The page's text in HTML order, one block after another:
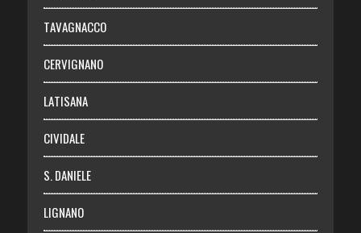
Chi siamo
Abbonati
Login
TAVAGNACCO
CERVIGNANO
LATISANA
CIVIDALE
S. DANIELE
LIGNANO